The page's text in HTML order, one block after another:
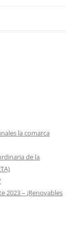
la comarca
de la
2023 – ¡Renovables